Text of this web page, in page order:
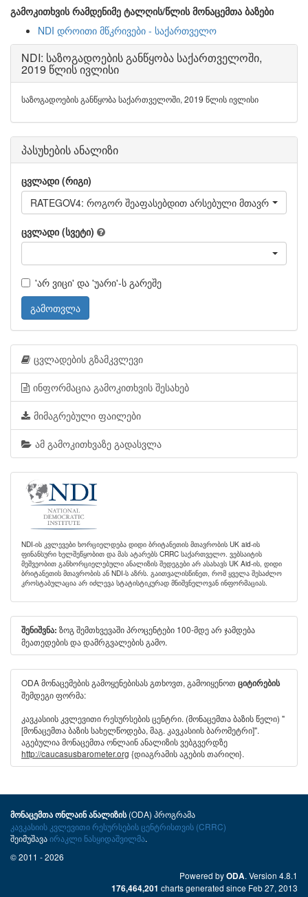
გამოკითხვის რამდენიმე ტალღის/წლის მონაცემთა ბაზები
NDI დროითი მწკრივები - საქართველო
NDI: საზოგადოების განწყობა საქართველოში,
2019 წლის ივლისი
საზოგადოების განწყობა საქართველოში, 2019 წლის ივლისი
პასუხების ანალიზი
ცვლადი (რიგი)
RATEGOV4: როგორ შეაფასებდით არსებული მთავრობის
ცვლადი (სვეტი)
'არ ვიცი' და 'უარი'-ს გარეშე
გამოთვლა
ცვლადების გზამკვლევი
ინფორმაცია გამოკითხვის შესახებ
მიმაგრებული ფაილები
ამ გამოკითხვაზე გადასვლა
NDI-ის კვლევები ხორციელდება დიდი ბრიტანეთის მთავრობის UK aid-ის
ფინანსური ხელშეწყობით და მას ატარებს CRRC საქართველო. ვებსაიტის
მეშვეობით განხორციელებული ანალიზის შედეგები არ ასახავს UK Aid-ის, დიდი
ბრიტანეთის მთავრობის ან NDI-ს აზრს. გაითვალისწინეთ, რომ ყველა შესაძლო
კროსტაბულაცია არ იძლევა სტატისტიკურად მნიშვნელოვან ინფორმაციას.
შენიშვნა: ზოგ შემთხვევაში პროცენტები 100-მდე არ ჯამდება
მეათედების და დამრგვალების გამო.
ODA მონაცემების გამოყენებისას გთხოვთ, გამოიყენოთ ციტირების
შემდეგი ფორმა:
კავკასიის კვლევითი რესურსების ცენტრი. (მონაცემთა ბაზის წელი) "
[მონაცემთა ბაზის სახელწოდება, მაგ. კავკასიის ბარომეტრი]".
აგებულია მონაცემთა ონლაინ ანალიზის ვებგვერდზე
http://caucasusbarometer.org {დიაგრამის აგების თარიღი}.
მონაცემთა ონლაინ ანალიზის(ODA) პროგრამა
კავკასიის კვლევითი რესურსების ცენტრისთვის (CRRC)
შეიმუშავაირაკლი ნასყიდაშვილმა.
© 2011 - 2026
Powered byODA. Version 4.8.1
176,464,201 charts generated since Feb 27, 2013